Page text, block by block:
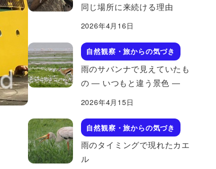
同じ場所に来続ける理由
2026年4月16日
自然観察・旅からの気づき
雨のサバンナで見えていたも
の ― いつもと違う景色 ―
2026年4月15日
自然観察・旅からの気づき
雨のタイミングで現れたカエ
ル